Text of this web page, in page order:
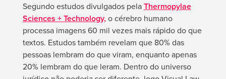
Segundo estudos divulgados pelaThermopylae
Sciences + Technology, o cérebro humano
processa imagens 60 mil vezes mais rápido do que
textos. Estudos também revelam que 80% das
pessoas lembram do que viram, enquanto apenas
20% lembram do que leram. Dentro do universo